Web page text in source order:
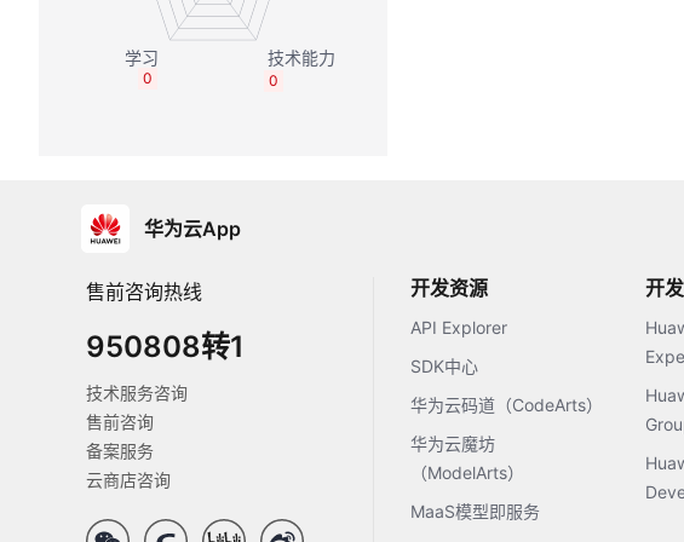
0
0
华为云App
售前咨询热线
950808转1
技术服务咨询
售前咨询
备案服务
云商店咨询
开发资源
API Explorer
SDK中心
华为云码道（CodeArts）
华为云魔坊
（ModelArts）
MaaS模型即服务
开